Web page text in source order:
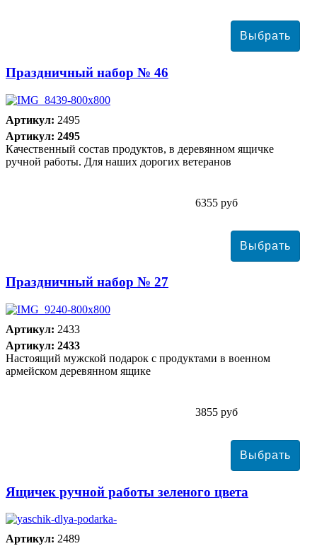
Праздничный набор № 46
Артикул: 2495
Артикул: 2495
Качественный состав продуктов, в деревянном ящичке
ручной работы. Для наших дорогих ветеранов
6355 руб
Праздничный набор № 27
Артикул: 2433
Артикул: 2433
Настоящий мужской подарок с продуктами в военном
армейском деревянном ящике
3855 руб
Ящичек ручной работы зеленого цвета
Артикул: 2489